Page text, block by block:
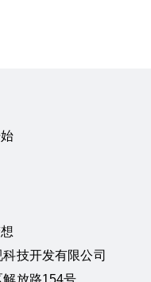
技开发有限公司
放路154号